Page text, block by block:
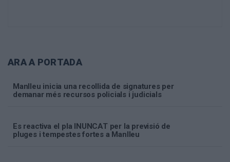
ARA A PORTADA
Manlleu inicia una recollida de signatures per
demanar més recursos policials i judicials
Es reactiva el pla INUNCAT per la previsió de
pluges i tempestes fortes a Manlleu